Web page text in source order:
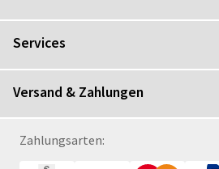
Services
Versand & Zahlungen
Zahlungsarten: